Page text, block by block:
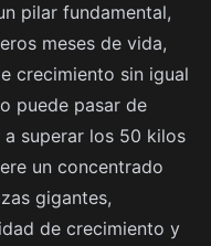
pilar fundamental,
meses de vida,
crecimiento sin igual
puede pasar de
superar los 50 kilos
un concentrado
gigantes,
de crecimiento y